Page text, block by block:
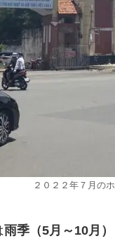
２０２２年７月の
雨季（5月～10月）